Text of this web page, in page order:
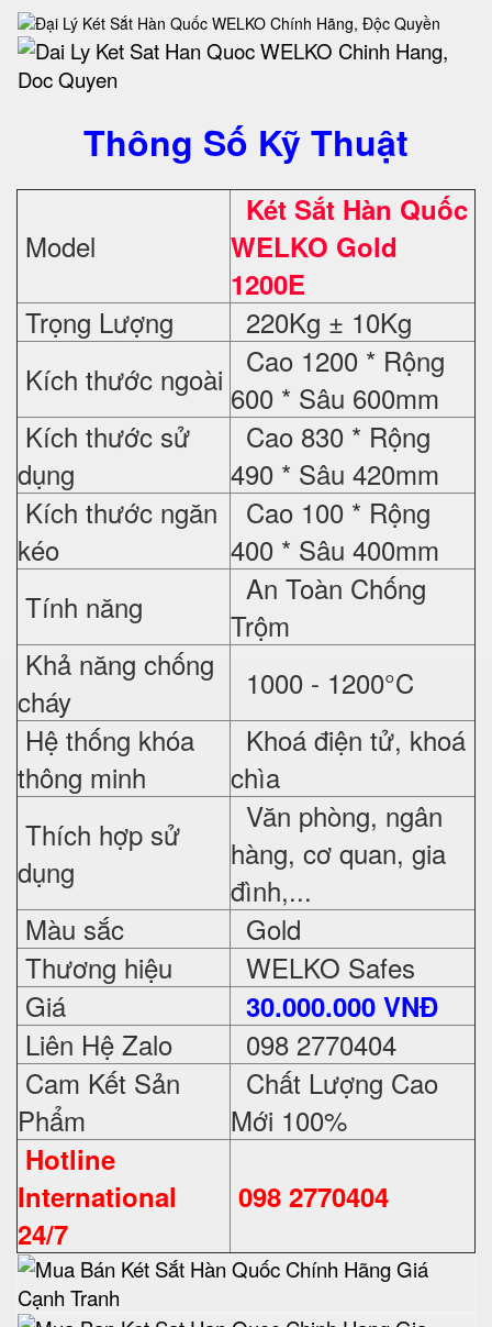
Thông Số Kỹ Thuật
Model
Két Sắt Hàn Quốc
WELKO Gold
1200E
Trọng Lượng
220Kg ± 10Kg
Kích thước ngoài
Cao 1200 * Rộng
600 * Sâu 600mm
Kích thước sử
dụng
Cao 830 * Rộng
490 * Sâu 420mm
Kích thước ngăn
kéo
Cao 100 * Rộng
400 * Sâu 400mm
Tính năng
An Toàn Chống
Trộm
Khả năng chống
cháy
1000 - 1200°C
Hệ thống khóa
thông minh
Khoá điện tử, khoá
chìa
Thích hợp sử
dụng
Văn phòng, ngân
hàng, cơ quan, gia
đình,...
Màu sắc
Gold
Thương hiệu
WELKO Safes
Giá
30.000.000 VNĐ
Liên Hệ Zalo
098 2770404
Cam Kết Sản
Phẩm
Chất Lượng Cao
Mới 100%
Hotline
International
24/7
098 2770404